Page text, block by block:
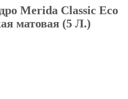
Merida Classic Eco
матовая (5 Л.)